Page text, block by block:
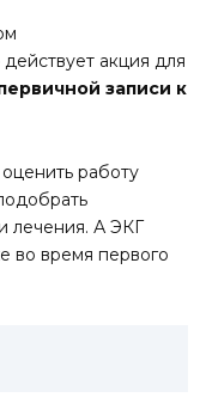
действует акция для
записи к
работу
лечения. А ЭКГ
во время первого